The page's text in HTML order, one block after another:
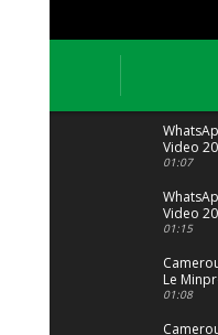
Video
04 at 15
01:07
Video
29 at 12
01:15
Le
alerte
jeunes
01:08